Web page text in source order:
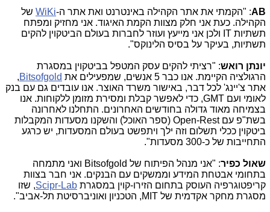
AB: "הקמתי את אתר הקהילה באינטרנט ואת אתר ה-WiKiשל
הקהילה. כעת אני חלק מצוות הקמת האיגוד. אני מחזיק ומפתח
תשתיות IT ולכן אני מייעץ ועוזר לחברות בעולם הביטקוין להקים
תשתיות, בעיקר על בסיס הלינוקס".
יונתן רואש: "רציתי להקים עסק המטפל בביטקוין במסגרת
הרגולציה הקיימת. אנו כבר 5 אנשים, שמפעילים את
Bitsofgold
,
אתר צ'יינג' לכל דבר, באישור משרד האוצר. אנו עובדים גם עם בנק
לאומי ועם GMT, כדי לאפשר קבלת ומסירת מזומן ללקוחות. אנו
בצמיחה מאוד גדולה בחודשים האחרונים. התחלנו לאחרונה
בשת"פ עם Open-Rest (ספר האוכל) והשקנו מסעדות המקבלות
ביטקוין ככלי תשלום וזה ילך ויתפשט בעולם המסעדות, יש כרגע
התחייבות של כ-300 מסעדות".
שאול כפיר
: "אני מנהל הפיתוח של Bitsofgold ואני מתמחה
בתחומי אבטחת המידע וממשקים עם הבנקים. אני חבר בצוות
קריפטוגרפיה העוסק בתחום הזירו-קוין במסגרתScipr-Lab, שזו
מסגרת מחקר אקדמית של MIT, הטכניון ואוניברסיטת תל-אביב".